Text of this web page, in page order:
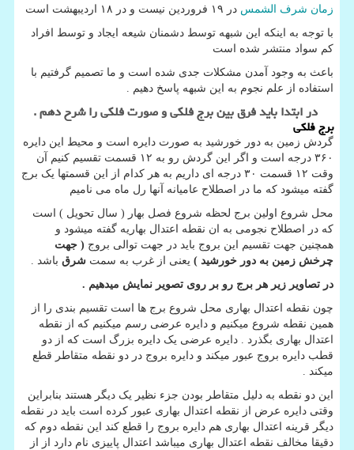
زمان شرف الشمس در ۱۹ فروردین نیست و در ۱۸ اردیبهشت است
با توجه به اینکه این شبهه توسط دشمنان شیعه ایجاد و توسط افراد
کم سواد منتشر شده است
باعث به وجود آمدن مشکلات جدی شده است و ما تصمیم گرفتیم با
استفاده از علم نجوم به این شبهه پاسخ دهیم .
در ابتدا باید فرق بین برج فلکی و صورت فلکی را شرح دهم .
برج فلکی
گردش زمین به دور خورشید به صورت دایره است و محیط این دایره
۳۶۰ درجه است و اگر این گردش رو به ۱۲ قسمت تقسیم کنیم آن
وقت ۱۲ قسمت ۳۰ درجه ای داریم به هر کدام از این قسمتها یک برج
گفته میشود که ما در اصطلاح عامیانه آنها رل ماه می نامیم
محل شروع اولین برج لحظه شروع فصل بهار ( سال تحویل ) است
که در اصطلاح نجومی به ان نقطه اعتدال بهاریه گفته میشود و
همچنین جهت تقسیم این بروج باید در جهت توالی بروج ( جهت
چرخش زمین به دور خورشید ) یعنی از غرب به سمت شرق باشد .
در تصاویر زیر هر برج رو بر روی تصویر نمایش میدهیم .
چون نقطه اعتدال بهاری محل شروع برج ها است تقسیم بندی را از
همین نقطه شروع میکنیم و دایره عرضی رسم میکنیم که از نقطه
اعتدال بهاری بگذرد . دایره عرضی یک دایره بزرگ است که از دو
قطب دایره بروج عبور میکند و دایره بروج در دو نقطه متقاطر قطع
میکند .
این دو نقطه به دلیل متقاطر بودن جزء نظیر یک دیگر هستند بنابراین
وقتی دایره عرض از نقطه اعتدال بهاری عبور کرده است باید در نقطه
دیگر قرینه اعتدال بهاری هم دایره بروج را قطع کند این نقطه دوم که
دقیقا مخالف نقطه اعتدال بهاری میباشد اعتدال پاییزی نام دارد از از